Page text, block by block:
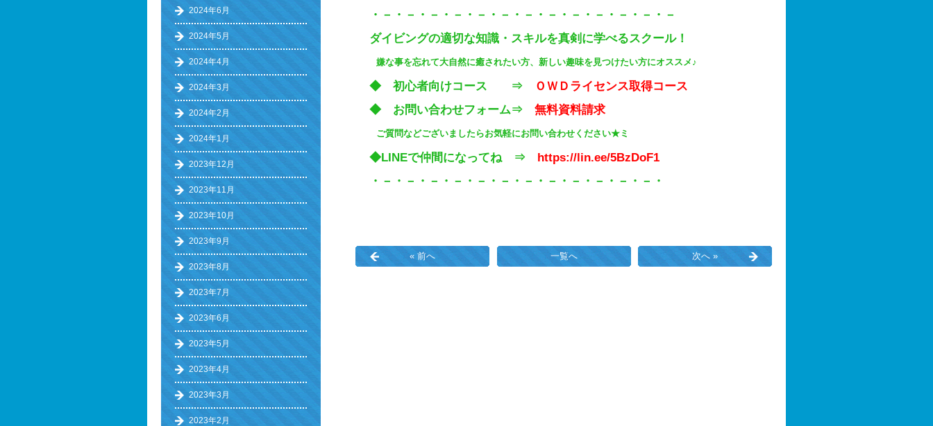
・－・－・－・－・－・－・－・－・－・－・－・－・－
ダイビングの適切な知識・スキルを真剣に学べるスクール！
嫌な事を忘れて大自然に癒されたい方、新しい趣味を見つけたい方にオススメ♪
◆ 初心者向けコース ⇒
ＯＷＤライセンス取得コース
◆ お問い合わせフォーム⇒ 無料資料請求
ご質問などございましたらお気軽にお問い合わせください★ミ
◆LINEで仲間になってね ⇒ https://lin.ee/5BzDoF1
・－・－・－・－・－・－・－・－・－・－・－・－・
« 前へ 一覧へ 次へ »
2024年6月
2024年5月
2024年4月
2024年3月
2024年2月
2024年1月
2023年12月
2023年11月
2023年10月
2023年9月
2023年8月
2023年7月
2023年6月
2023年5月
2023年4月
2023年3月
2023年2月